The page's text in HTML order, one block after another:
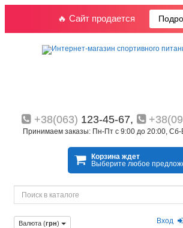
🔥 Сайт продается
+38(063) 123-45-67,
Принимаем заказы: Пн-Пт с 9:00 до 20:00, Сб-
Корзина ждет
Выберите любое
Вход
Валюта (грн)